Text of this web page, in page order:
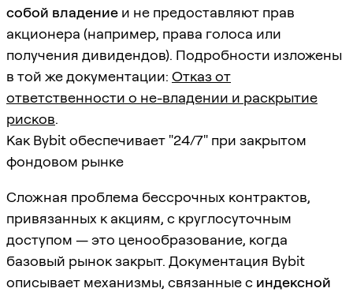
собой владение и не предоставляют прав
акционера (например, права голоса или
получения дивидендов). Подробности изложены
в той же документации: Отказ от
ответственности о не-владении и раскрытие
рисков.
Как Bybit обеспечивает "24/7" при закрытом
фондовом рынке
Сложная проблема бессрочных контрактов,
привязанных к акциям, с круглосуточным
доступом — это ценообразование, когда
базовый рынок закрыт. Документация Bybit
описывает механизмы, связанные с индексной